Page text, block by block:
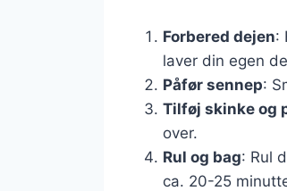
Forbered dejen:
laver din egen
Påfør sennep:
Tilføj skinke og
over.
Rul og bag: Rul
ca. 20-25